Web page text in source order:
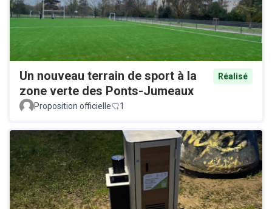
Un nouveau terrain de sport à la
zone verte des Ponts-Jumeaux
Réalisé
Proposition officielle 1